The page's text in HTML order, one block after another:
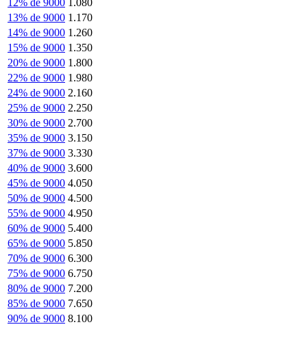
12% de 9000
1.080
13% de 9000 1.170
14% de 9000 1.260
15% de 9000 1.350
20% de 9000 1.800
22% de 9000 1.980
24% de 9000 2.160
25% de 9000 2.250
30% de 9000 2.700
35% de 9000 3.150
37% de 9000 3.330
40% de 9000 3.600
45% de 9000 4.050
50% de 9000 4.500
55% de 9000 4.950
60% de 9000 5.400
65% de 9000 5.850
70% de 9000 6.300
75% de 9000 6.750
80% de 9000 7.200
85% de 9000 7.650
90% de 9000 8.100